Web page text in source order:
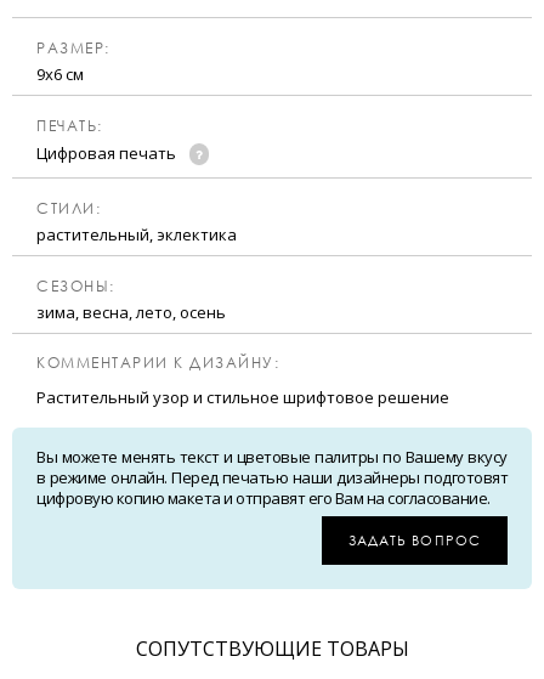
РАЗМЕР:
9х6 см
ПЕЧАТЬ:
Цифровая печать
CТИЛИ:
растительный, эклектика
CЕЗОНЫ:
зима, весна, лето, осень
КОММЕНТАРИИ К ДИЗАЙНУ:
Растительный узор и стильное шрифтовое решение
Вы можете менять текст и цветовые палитры по Вашему вкусу
в режиме онлайн. Перед печатью наши дизайнеры подготовят
цифровую копию макета и отправят его Вам на согласование.
ЗАДАТЬ ВОПРОС
CОПУТСТВУЮЩИЕ ТОВАРЫ